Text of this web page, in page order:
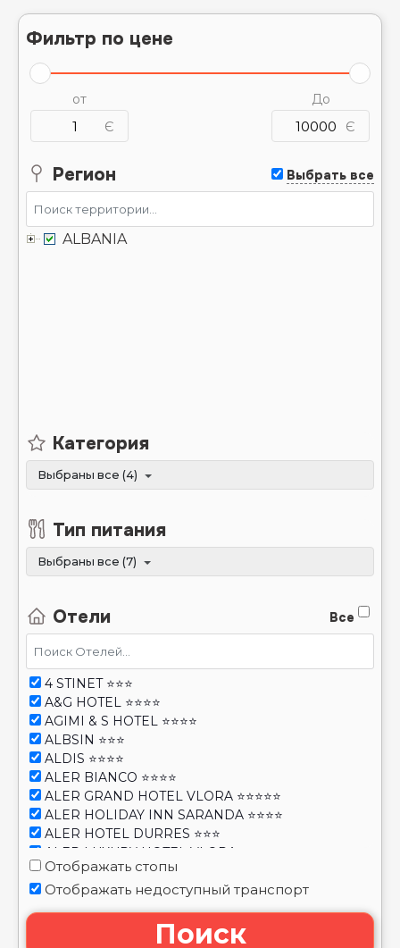
Фильтр по цене
от
Є
До
Є
Регион Выбрать всe
ALBANIA
Категория
Выбраны все (4)
Тип питания
Выбраны все (7)
Отели Все
4 STINET ⭐⭐⭐
A&G HOTEL ⭐⭐⭐⭐
AGIMI & S HOTEL ⭐⭐⭐⭐
ALBSIN ⭐⭐⭐
ALDIS ⭐⭐⭐⭐
ALER BIANCO ⭐⭐⭐⭐
ALER GRAND HOTEL VLORA ⭐⭐⭐⭐⭐
ALER HOLIDAY INN SARANDA ⭐⭐⭐⭐
ALER HOTEL DURRES ⭐⭐⭐
ALIKO ⭐⭐⭐⭐
ALPHA ⭐⭐⭐
AMELIA APARTMENTS ⭐⭐⭐
Отображать стопы
Отображать недоступный транспорт
Поиск